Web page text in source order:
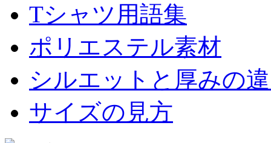
Tシャツ用語集
ポリエステル素材
シルエットと厚みの
サイズの見方